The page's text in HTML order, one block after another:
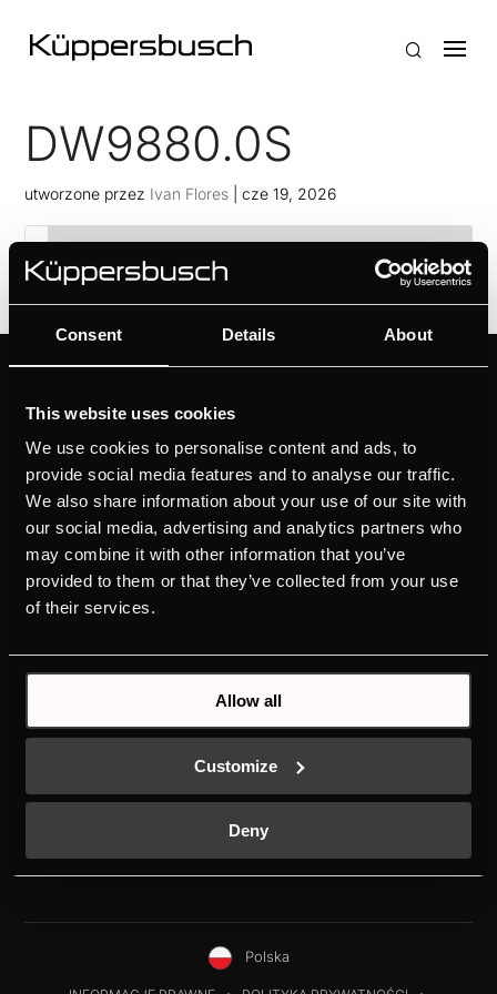
Consent Details About
This website uses cookies
We use cookies to personalise content and ads, to
provide social media features and to analyse our traffic.
We also share information about your use of our site with
our social media, advertising and analytics partners who
may combine it with other information that you’ve
provided to them or that they’ve collected from your use
of their services.
Allow all
Customize
Deny
DW9880.0S
utworzone przez Ivan Flores |cze 19, 2026
PIEKARNIKI
PŁYTY KUCHENNE
OKAPY KUCHENNE
CHŁODZIARKO-
ZAMRAŻARKI
CHŁODZIARKA DO WINA
AKCESORIA DO LODÓWKI
ZMYWARKI
AKCESORIA DO PRALKI
HISTORIA
DO POBRANIA
NOWA ETYKIETA
K-SERIES
Polska